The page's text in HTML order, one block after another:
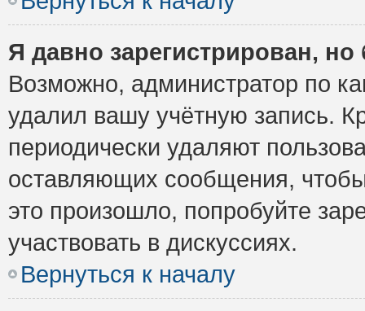
Я давно зарегистрирован,
Возможно, администратор по
удалил вашу учётную запись.
периодически удаляют
оставляющих сообщения,
это произошло, попробуйте
участвовать в дискуссиях.
Вернуться к началу